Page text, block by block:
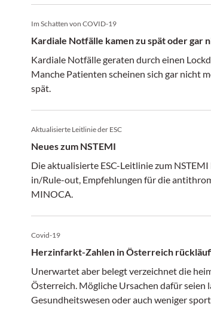
Im Schatten von COVID-19
Kardiale Notfälle kamen zu spät oder gar
Kardiale Notfälle geraten durch einen
Manche Patienten scheinen sich gar nicht
spät.
Aktualisierte Leitlinie der ESC
Neues zum NSTEMI
Die aktualisierte ESC-Leitlinie zum
in/Rule-out, Empfehlungen für die
MINOCA.
Covid-19
Herzinfarkt-Zahlen in Österreich
Unerwartet aber belegt verzeichnet die
Österreich. Mögliche Ursachen dafür
Gesundheitswesen oder auch weniger